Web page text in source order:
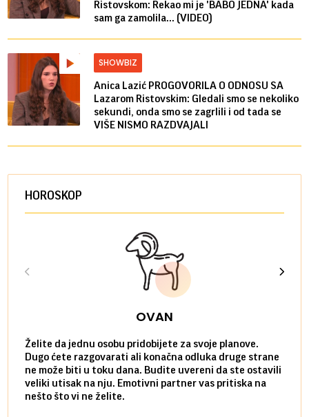
Ristovskom: Rekao mi je 'BABO JEDNA' kada
sam ga zamolila... (VIDEO)
SHOWBIZ
Anica Lazić PROGOVORILA O ODNOSU SA
Lazarom Ristovskim: Gledali smo se nekoliko
sekundi, onda smo se zagrlili i od tada se
VIŠE NISMO RAZDVAJALI
HOROSKOP
OVAN
Želite da jednu osobu pridobijete za svoje planove.
Dugo ćete razgovarati ali konačna odluka druge strane
ne može biti u toku dana. Budite uvereni da ste ostavili
veliki utisak na nju. Emotivni partner vas pritiska na
nešto što vi ne želite.